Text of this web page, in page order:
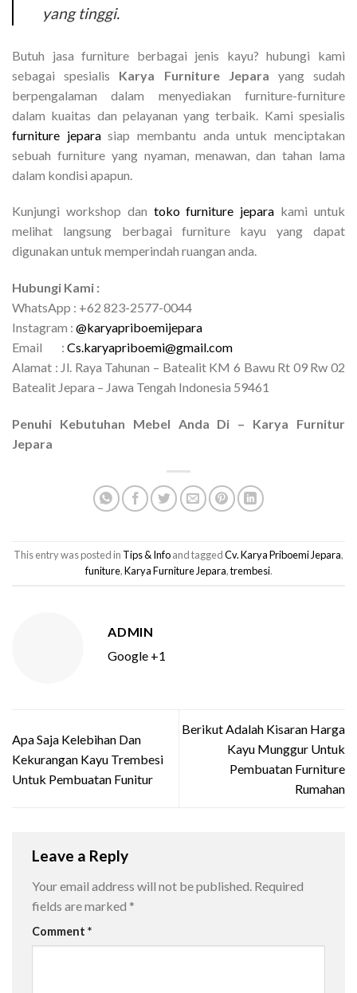
yang tinggi.
Butuh jasa furniture berbagai jenis kayu? hubungi kami
sebagai spesialis Karya Furniture Jepara yang sudah
berpengalaman dalam menyediakan furniture-furniture
dalam kuaitas dan pelayanan yang terbaik. Kami spesialis
furniture jeparasiap membantu anda untuk menciptakan
sebuah furniture yang nyaman, menawan, dan tahan lama
dalam kondisi apapun.
Kunjungi workshop dan toko furniture jepara kami untuk
melihat langsung berbagai furniture kayu yang dapat
digunakan untuk memperindah ruangan anda.
Hubungi Kami :
WhatsApp : +62 823-2577-0044
Instagram : @karyapriboemijepara
Email : Cs.karyapriboemi@gmail.com
Alamat : Jl. Raya Tahunan – Batealit KM 6 Bawu Rt 09 Rw 02
Batealit Jepara – Jawa Tengah Indonesia 59461
Penuhi Kebutuhan Mebel Anda Di – Karya Furnitur
Jepara
This entry was posted in Tips & Infoand taggedCv. Karya Priboemi Jepara,
funiture,Karya Furniture Jepara,trembesi.
ADMIN
Google +1
Apa Saja Kelebihan Dan
Kekurangan Kayu Trembesi
Untuk Pembuatan Funitur
Berikut Adalah Kisaran Harga
Kayu Munggur Untuk
Pembuatan Furniture
Rumahan
Leave a Reply
Your email address will not be published. Required
fields are marked *
Comment *